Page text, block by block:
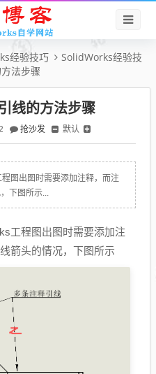
经验技巧
SolidWorks经验技
法步骤
线的方法步骤
抢沙发 默认
图出图时需要添加注释，而注
下图所示...
工程图出图时需要添加注
箭头的情况，下图所示